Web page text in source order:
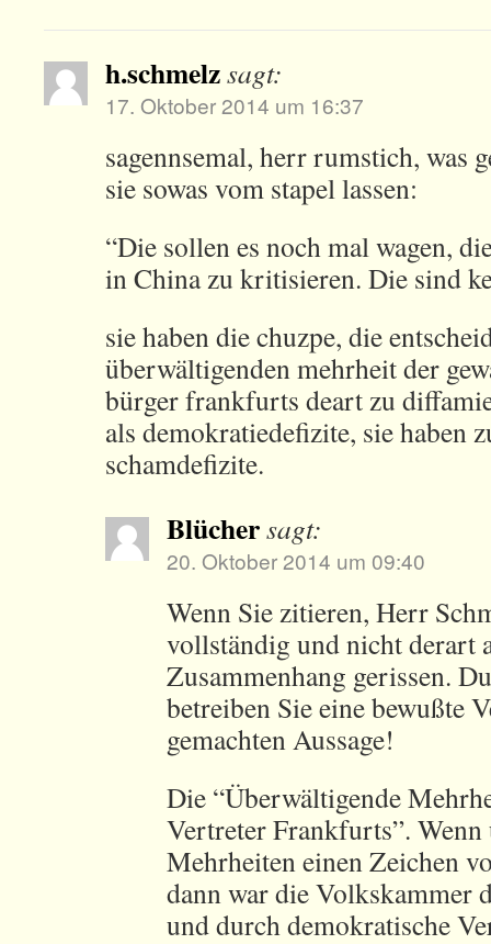
h.schmelzsagt:
17. Oktober 2014 um 16:37
sagennsemal, herr rumstich, was
sie sowas vom stapel lassen:
“Die sollen es noch mal wagen,
in China zu kritisieren. Die sind
sie haben die chuzpe, die
überwältigenden mehrheit der
bürger frankfurts deart zu
als demokratiedefizite, sie haben
schamdefizite.
Blüchersagt:
20. Oktober 2014 um 09:40
Wenn Sie zitieren, Herr
vollständig und nicht derart
Zusammenhang gerissen.
betreiben Sie eine bewußte
gemachten Aussage!
Die “Überwältigende
Vertreter Frankfurts”.
Mehrheiten einen Zeichen
dann war die Volkskammer
und durch demokratische